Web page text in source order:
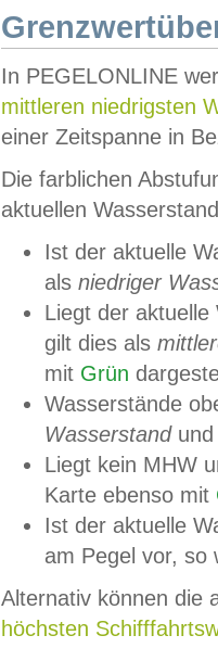
In PEGELONLINE
mittleren niedrigsten
einer Zeitspanne in
Die farblichen
aktuellen
Ist der aktuelle
als niedriger
Liegt der
gilt dies als
mit Grün
Wasserstände
Wasserstandund
Liegt kein MHW
Karte ebenso mit
Ist der aktuelle
am Pegel vor,
Alternativ können die
höchsten